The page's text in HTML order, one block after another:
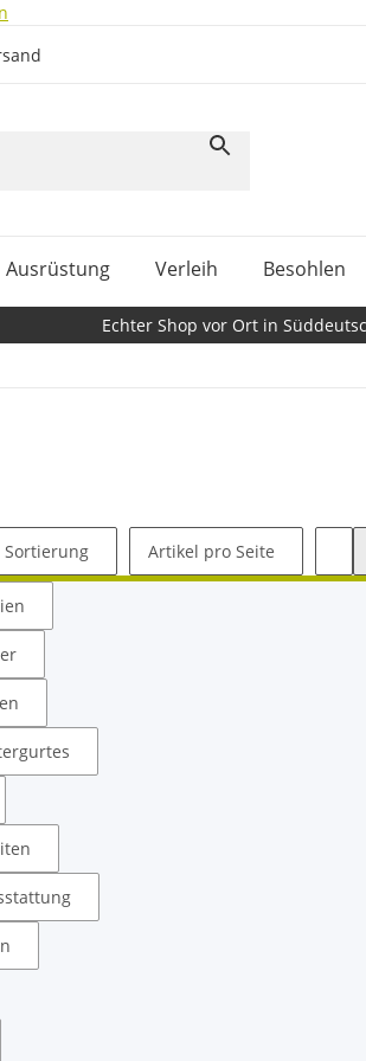
Ausrüstung Verleih Besohlen
Echter Shop vor Ort in
Sortierung Artikel pro Seite